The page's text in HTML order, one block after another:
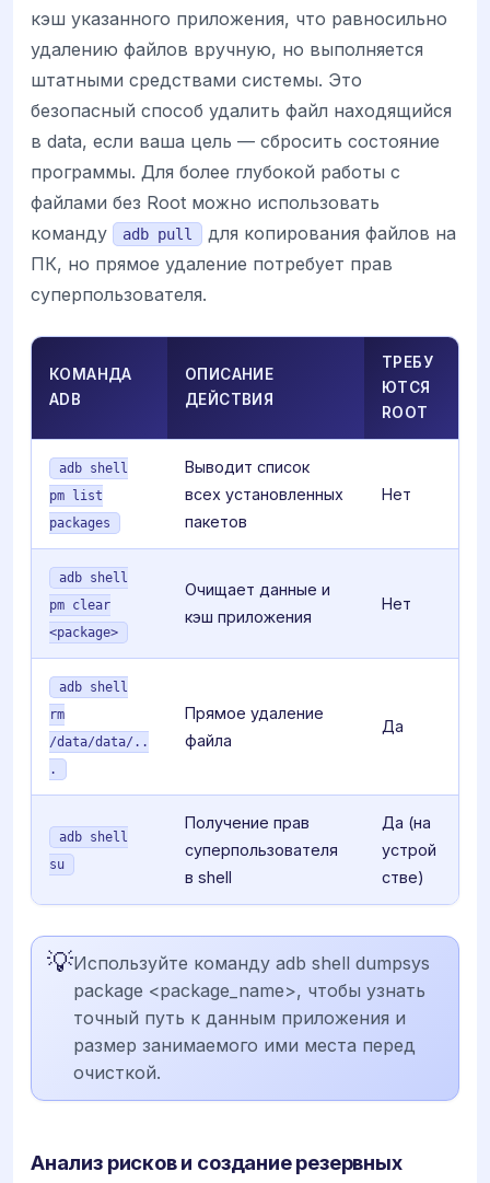
кэш указанного приложения, что равносильно
удалению файлов вручную, но выполняется
штатными средствами системы. Это
безопасный способ удалить файл находящийся
в data, если ваша цель — сбросить состояние
программы. Для более глубокой работы с
файлами без Root можно использовать
команду
adb pull
для копирования файлов на
ПК, но прямое удаление потребует прав
суперпользователя.
КОМАНДА
ADB
ОПИСАНИЕ
ДЕЙСТВИЯ
ТРЕБУ
ЮТСЯ
ROOT
adb shell
pm list
packages
Выводит список
всех установленных
пакетов
Нет
adb shell
pm clear
<package>
Очищает данные и
кэш приложения
Нет
adb shell
rm
/data/data/..
.
Прямое удаление
файла
Да
adb shell
su
Получение прав
суперпользователя
в shell
Да (на
устрой
стве)
💡Используйте команду adb shell dumpsys
package <package_name>, чтобы узнать
точный путь к данным приложения и
размер занимаемого ими места перед
очисткой.
Анализ рисков и создание резервных